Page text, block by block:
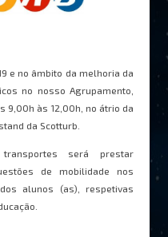
e no âmbito da melhoria da
no nosso Agrupamento,
9,00h às 12,00h, no átrio da
da Scotturb.
será prestar
de mobilidade nos
alunos (as), respetivas